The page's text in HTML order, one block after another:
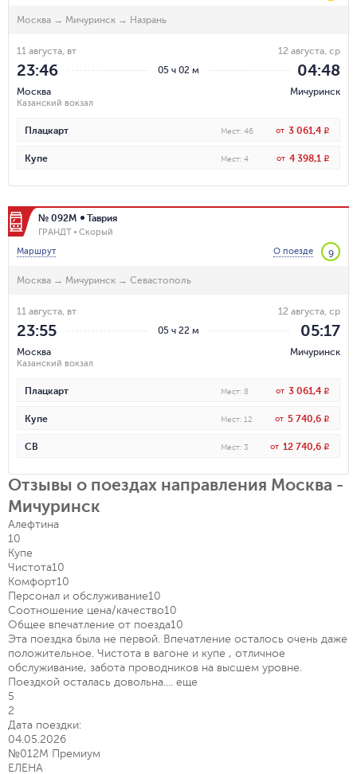
Москва → Мичуринск → Назрань
05 ч 02 м
11 августа, вт
23:46
Москва
Казанский вокзал
12 августа, ср
04:48
Мичуринск
Плацкарт Мест: 46 от 3 061,4 R
Купе Мест: 4 от 4 398,1 R
№ 092М Таврия
ГРАНДТ
Скорый
Маршрут
О поезде 9
Москва → Мичуринск → Севастополь
05 ч 22 м
11 августа, вт
23:55
Москва
Казанский вокзал
12 августа, ср
05:17
Мичуринск
Плацкарт Мест: 8 от 3 061,4 R
Купе Мест: 12 от 5 740,6 R
СВ Мест: 3 от 12 740,6 R
Отзывы о поездах направления Москва -
Мичуринск
Алефтина
10
Купе
Чистота10
Комфорт10
Персонал и обслуживание10
Соотношение цена/качество10
Общее впечатление от поезда10
Эта поездка была не первой. Впечатление осталось очень даже
положительное. Чистота в вагоне и купе , отличное
обслуживание, забота проводников на высшем уровне.
Поездкой осталась довольна.... еще
5
2
Дата поездки:
04.05.2026
№012М Премиум
ЕЛЕНА